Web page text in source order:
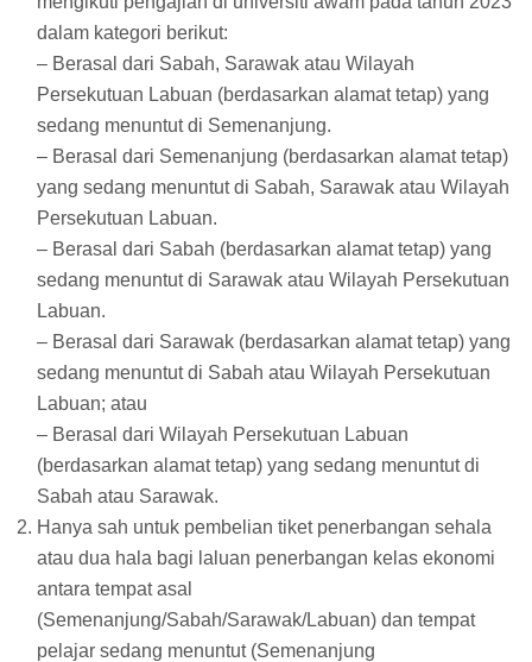
dalam kategori berikut:
– Berasal dari Sabah, Sarawak atau Wilayah
Persekutuan Labuan (berdasarkan alamat tetap) yang
sedang menuntut di Semenanjung.
– Berasal dari Semenanjung (berdasarkan alamat tetap)
yang sedang menuntut di Sabah, Sarawak atau Wilayah
Persekutuan Labuan.
– Berasal dari Sabah (berdasarkan alamat tetap) yang
sedang menuntut di Sarawak atau Wilayah Persekutuan
Labuan.
– Berasal dari Sarawak (berdasarkan alamat tetap) yang
sedang menuntut di Sabah atau Wilayah Persekutuan
Labuan; atau
– Berasal dari Wilayah Persekutuan Labuan
(berdasarkan alamat tetap) yang sedang menuntut di
Sabah atau Sarawak.
Hanya sah untuk pembelian tiket penerbangan sehala
atau dua hala bagi laluan penerbangan kelas ekonomi
antara tempat asal
(Semenanjung/Sabah/Sarawak/Labuan) dan tempat
pelajar sedang menuntut (Semenanjung